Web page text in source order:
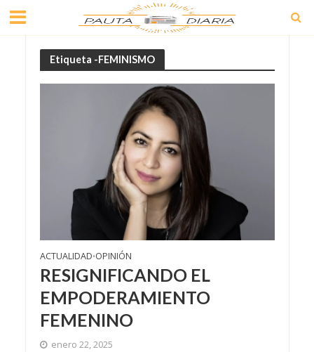
Etiqueta -FEMINISMO
ACTUALIDAD•OPINIÓN
RESIGNIFICANDO EL
EMPODERAMIENTO
FEMENINO
enero 22, 2025